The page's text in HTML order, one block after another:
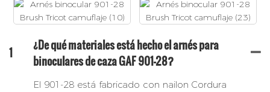
1
¿De qué materiales está hecho el arnés para
binoculares de caza GAF 901-28?
El 901-28 está fabricado con nailon Cordura